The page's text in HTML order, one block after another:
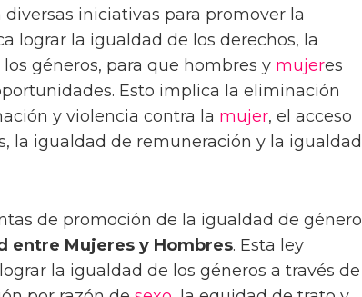
iniciativas para promover la
lograr la igualdad de los derechos, la
géneros, para que hombres y mujeres
Esto implica la eliminación
y violencia contra la mujer, el acceso
la igualdad de remuneración y la igualdad
de promoción de la igualdad de género
entre Mujeres y Hombres. Esta ley
la igualdad de los géneros a través de